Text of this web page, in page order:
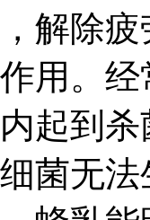
解除
用。
起到
菌无